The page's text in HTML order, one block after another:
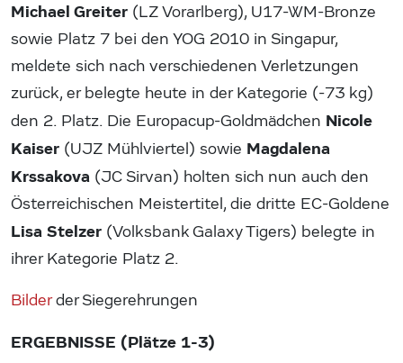
Michael Greiter (LZ Vorarlberg), U17-WM-Bronze
sowie Platz 7 bei den YOG 2010 in Singapur,
meldete sich nach verschiedenen Verletzungen
zurück, er belegte heute in der Kategorie (-73 kg)
den 2. Platz. Die Europacup-Goldmädchen Nicole
Kaiser (UJZ Mühlviertel) sowie Magdalena
Krssakova (JC Sirvan) holten sich nun auch den
Österreichischen Meistertitel, die dritte EC-Goldene
Lisa Stelzer (Volksbank Galaxy Tigers) belegte in
ihrer Kategorie Platz 2.
Bilderder Siegerehrungen
ERGEBNISSE (Plätze 1-3)